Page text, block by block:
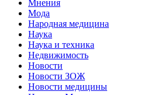
Мнения
Мода
Народная медицина
Наука
Наука и техника
Недвижимость
Новости
Новости ЗОЖ
Новости медицины